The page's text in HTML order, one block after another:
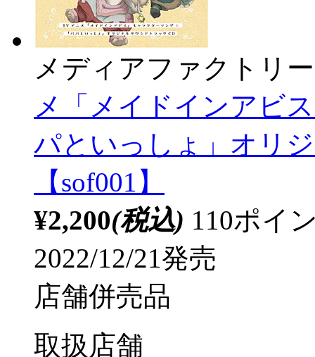
メディアファクトリー
メ「メイドインアビ
パといっしょ」オリ
【sof001】
¥2,200(税込) 110ポイ
2022/12/21発売
店舗併売品
取扱店舗